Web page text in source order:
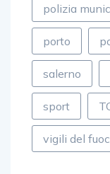
polizia
porto
salerno
sport
vigili del